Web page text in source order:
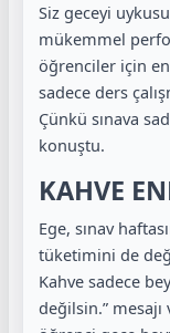
Siz geceyi
mükemmel
öğrenciler için en
sadece ders
Çünkü sınava
konuştu.
KAHVE
Ege, sınav
tüketimini de
Kahve sadece
değilsin.”